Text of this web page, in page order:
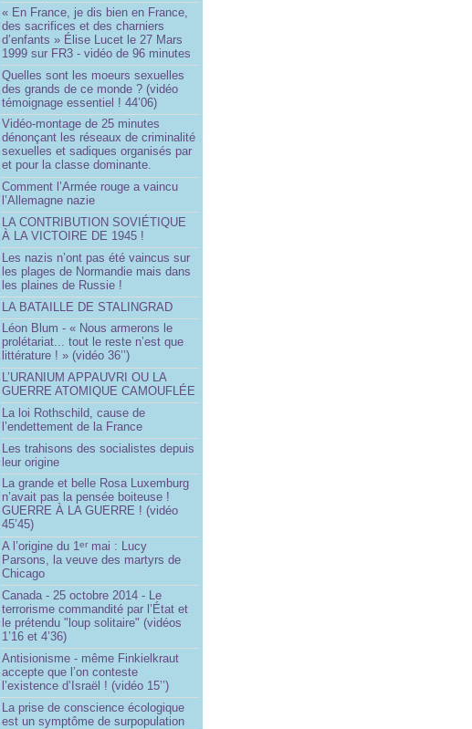
« En France, je dis bien en France,
des sacrifices et des charniers
d’enfants » Élise Lucet le 27 Mars
1999 sur FR3 - vidéo de 96 minutes
Quelles sont les moeurs sexuelles
des grands de ce monde ? (vidéo
témoignage essentiel ! 44’06)
Vidéo-montage de 25 minutes
dénonçant les réseaux de criminalité
sexuelles et sadiques organisés par
et pour la classe dominante.
Comment l’Armée rouge a vaincu
l’Allemagne nazie
LA CONTRIBUTION SOVIÉTIQUE
À LA VICTOIRE DE 1945 !
Les nazis n’ont pas été vaincus sur
les plages de Normandie mais dans
les plaines de Russie !
LA BATAILLE DE STALINGRAD
Léon Blum - « Nous armerons le
prolétariat... tout le reste n’est que
littérature ! » (vidéo 36’’)
L’URANIUM APPAUVRI OU LA
GUERRE ATOMIQUE CAMOUFLÉE
La loi Rothschild, cause de
l’endettement de la France
Les trahisons des socialistes depuis
leur origine
La grande et belle Rosa Luxemburg
n’avait pas la pensée boiteuse !
GUERRE À LA GUERRE ! (vidéo
45’45)
A l’origine du 1er mai : Lucy
Parsons, la veuve des martyrs de
Chicago
Canada - 25 octobre 2014 - Le
terrorisme commandité par l’État et
le prétendu "loup solitaire" (vidéos
1’16 et 4’36)
Antisionisme - même Finkielkraut
accepte que l’on conteste
l’existence d’Israël ! (vidéo 15’’)
La prise de conscience écologique
est un symptôme de surpopulation